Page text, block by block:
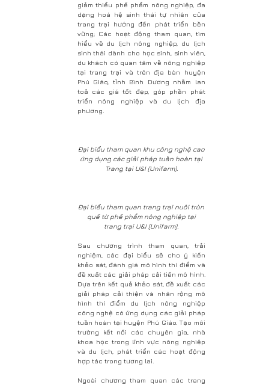
giảm thiểu phế phẩm nông nghiệp, đa
dạng hoá hệ sinh thái tự nhiên của
trang trại hướng đến phát triển bền
vững; Các hoạt động tham quan, tìm
hiểu về du lịch nông nghiệp, du lịch
sinh thái dành cho học sinh, sinh viên,
du khách có quan tâm về nông nghiệp
tại trang trại và trên địa bàn huyện
Phú Giáo, tỉnh Bình Dương nhằm lan
toả các giá tốt đẹp, góp phần phát
triển nông nghiệp và du lịch địa
phương.
Đại biểu tham quan khu công nghệ cao
ứng dụng các giải pháp tuần hoàn tại
Trang tại U&I (Unifarm).
Đại biểu tham quan trang trại nuôi trùn
quế từ phế phẩm nông nghiệp tại
trang trại U&I (Unifarm).
Sau chương trình tham quan, trải
nghiệm, các đại biểu sẽ cho ý kiến
khảo sát, đánh giá mô hình thí điểm và
đề xuất các giải pháp cải tiến mô hình.
Dựa trên kết quả khảo sát, đề xuất các
giải pháp cải thiện và nhân rộng mô
hình thí điểm du lịch nông nghiệp
công nghệ có ứng dụng các giải pháp
tuần hoàn tại huyện Phú Giáo. Tạo môi
trường kết nối các chuyên gia, nhà
khoa học trong lĩnh vực nông nghiệp
và du lịch, phát triển các hoạt động
hợp tác trong tương lai.
Ngoài chương tham quan các trang